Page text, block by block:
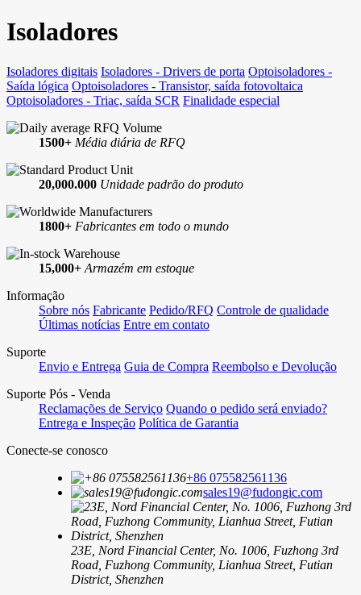
Isoladores
Isoladores digitais Isoladores - Drivers de porta Optoisoladores -
Saída lógica Optoisoladores - Transistor, saída fotovoltaica
Optoisoladores - Triac, saída SCR Finalidade especial
1500+ Média diária de RFQ
20,000.000 Unidade padrão do produto
1800+ Fabricantes em todo o mundo
15,000+ Armazém em estoque
Informação
Sobre nós Fabricante Pedido/RFQ Controle de qualidade
Últimas notícias Entre em contato
Suporte
Envio e Entrega Guia de Compra Reembolso e Devolução
Suporte Pós - Venda
Reclamações de Serviço Quando o pedido será enviado?
Entrega e Inspeção Política de Garantia
Conecte-se conosco
+86 075582561136
sales19@fudongic.com
23E, Nord Financial Center, No. 1006, Fuzhong 3rd
Road, Fuzhong Community, Lianhua Street, Futian
District, Shenzhen